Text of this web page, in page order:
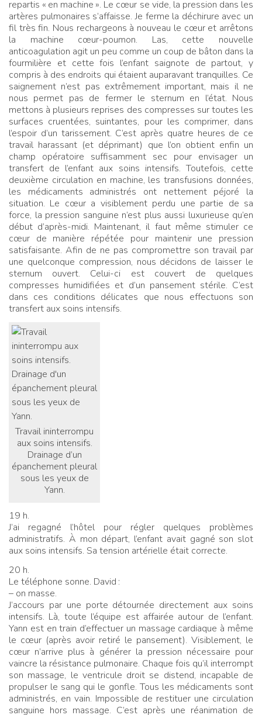
repartis « en machine ». Le cœur se vide, la pression dans les
artères pulmonaires s’affaisse. Je ferme la déchirure avec un
fil très fin. Nous rechargeons à nouveau le cœur et arrêtons
la machine cœur-poumon. Las, cette nouvelle
anticoagulation agit un peu comme un coup de bâton dans la
fourmilière et cette fois l’enfant saignote de partout, y
compris à des endroits qui étaient auparavant tranquilles. Ce
saignement n’est pas extrêmement important, mais il ne
nous permet pas de fermer le sternum en l’état. Nous
mettons à plusieurs reprises des compresses sur toutes les
surfaces cruentées, suintantes, pour les comprimer, dans
l’espoir d’un tarissement. C’est après quatre heures de ce
travail harassant (et déprimant) que l’on obtient enfin un
champ opératoire suffisamment sec pour envisager un
transfert de l’enfant aux soins intensifs. Toutefois, cette
deuxième circulation en machine, les transfusions données,
les médicaments administrés ont nettement péjoré la
situation. Le cœur a visiblement perdu une partie de sa
force, la pression sanguine n’est plus aussi luxurieuse qu’en
début d’après-midi. Maintenant, il faut même stimuler ce
cœur de manière répétée pour maintenir une pression
satisfaisante. Afin de ne pas compromettre son travail par
une quelconque compression, nous décidons de laisser le
sternum ouvert. Celui-ci est couvert de quelques
compresses humidifiées et d’un pansement stérile. C’est
dans ces conditions délicates que nous effectuons son
transfert aux soins intensifs.
Travail ininterrompu
aux soins intensifs.
Drainage d’un
épanchement pleural
sous les yeux de
Yann.
19 h.
J’ai regagné l’hôtel pour régler quelques problèmes
administratifs. À mon départ, l’enfant avait gagné son slot
aux soins intensifs. Sa tension artérielle était correcte.
20 h.
Le téléphone sonne. David :
– on masse.
J’accours par une porte détournée directement aux soins
intensifs. Là, toute l’équipe est affairée autour de l’enfant.
Yann est en train d’effectuer un massage cardiaque à même
le cœur (après avoir retiré le pansement). Visiblement, le
cœur n’arrive plus à générer la pression nécessaire pour
vaincre la résistance pulmonaire. Chaque fois qu’il interrompt
son massage, le ventricule droit se distend, incapable de
propulser le sang qui le gonfle. Tous les médicaments sont
administrés, en vain. Impossible de restituer une circulation
sanguine hors massage. C’est après une réanimation de